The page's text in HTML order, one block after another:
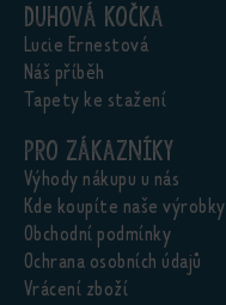
Duhová kočka
Lucie Ernestová
Náš příběh
Tapety ke stažení
Pro zákazníky
Výhody nákupu u nás
Kde koupíte naše výrobky
Obchodní podmínky
Ochrana osobních údajů
Vrácení zboží